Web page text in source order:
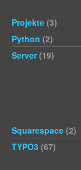
Projekte (3)
Python (2)
Server(19)
Squarespace (2)
TYPO3 (67)